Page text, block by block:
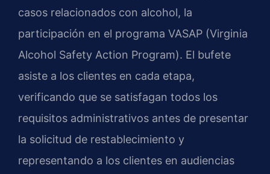
casos relacionados con alcohol, la
participación en el programa VASAP (Virginia
Alcohol Safety Action Program). El bufete
asiste a los clientes en cada etapa,
verificando que se satisfagan todos los
requisitos administrativos antes de presentar
la solicitud de restablecimiento y
representando a los clientes en audiencias